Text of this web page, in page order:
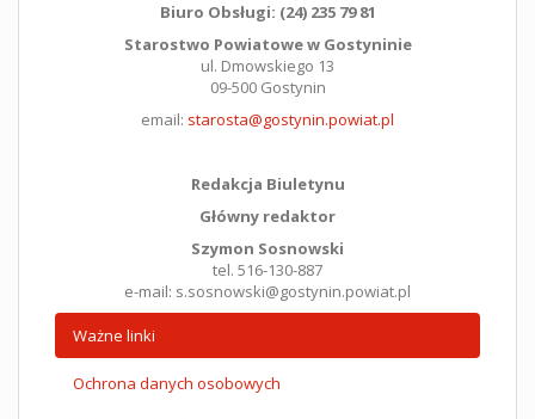
Biuro Obsługi: (24) 235 79 81
Starostwo Powiatowe w Gostyninie
ul. Dmowskiego 13
09-500 Gostynin
email: starosta@gostynin.powiat.pl
Redakcja Biuletynu
Główny redaktor
Szymon Sosnowski
tel. 516-130-887
e-mail: s.sosnowski@gostynin.powiat.pl
Ważne linki
Ochrona danych osobowych